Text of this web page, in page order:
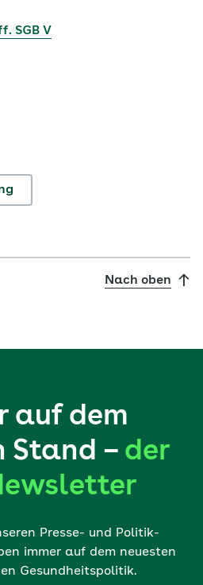
SGB V
Nach oben
auf dem
Stand – der
Presse- und Politik-
immer auf dem neuesten
Gesundheitspolitik.